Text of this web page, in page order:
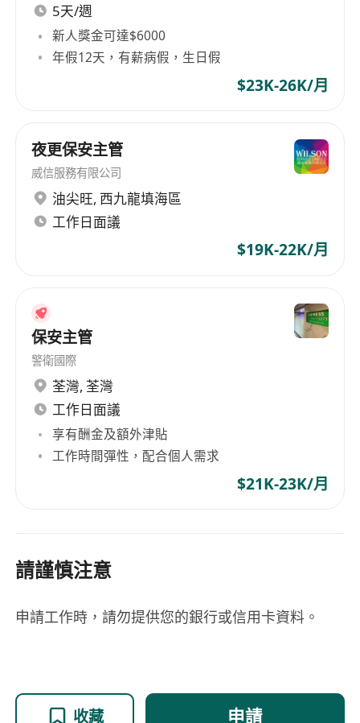
5天/週
新人獎金可達$6000
年假12天，有薪病假，生日假
$23K-26K/月
夜更保安主管
威信服務有限公司
油尖旺, 西九龍填海區
工作日面議
$19K-22K/月
保安主管
警衛國際
荃灣, 荃灣
工作日面議
享有酬金及額外津貼
工作時間彈性，配合個人需求
$21K-23K/月
請謹慎注意
申請工作時，請勿提供您的銀行或信用卡資料。
收藏 申請